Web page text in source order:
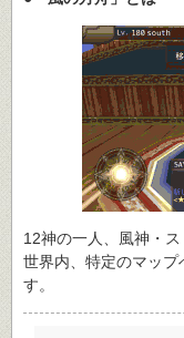
12神の一人、風神・
世界内、特定のマップ
す。